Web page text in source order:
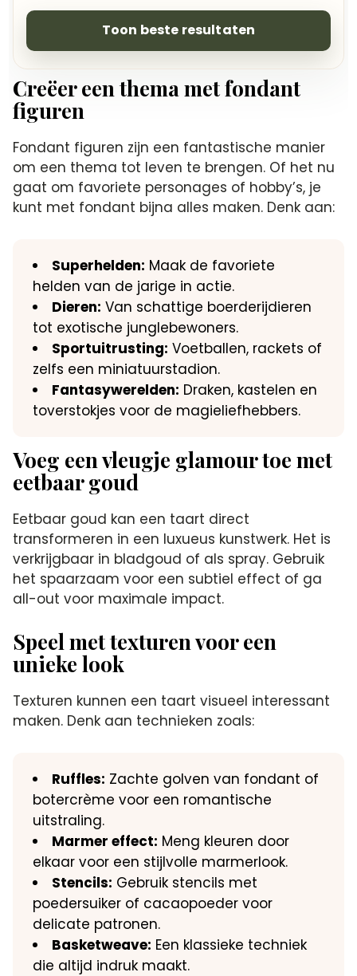
Toon beste resultaten
Creëer een thema met fondant
figuren
Fondant figuren zijn een fantastische manier
om een thema tot leven te brengen.​ Of het nu
gaat om favoriete personages of hobby’s, je
kunt met fondant bijna alles maken.​ Denk aan:
Superhelden: Maak de favoriete
helden van de jarige in actie.​
Dieren: Van schattige boerderijdieren
tot exotische junglebewoners.​
Sportuitrusting: Voetballen, rackets of
zelfs een miniatuurstadion.​
Fantasywerelden: Draken, kastelen en
toverstokjes voor de magieliefhebbers.​
Voeg een vleugje glamour toe met
eetbaar goud
Eetbaar goud kan een taart direct
transformeren in een luxueus kunstwerk.​ Het is
verkrijgbaar in bladgoud of als spray.​ Gebruik
het spaarzaam voor een subtiel effect of ga
all-out voor maximale impact.​
Speel met texturen voor een
unieke look
Texturen kunnen een taart visueel interessant
maken.​ Denk aan technieken zoals:
Ruffles: Zachte golven van fondant of
botercrème voor een romantische
uitstraling.​
Marmer effect: Meng kleuren door
elkaar voor een stijlvolle marmerlook.​
Stencils: Gebruik stencils met
poedersuiker of cacaopoeder voor
delicate patronen.​
Basketweave: Een klassieke techniek
die altijd indruk maakt.​